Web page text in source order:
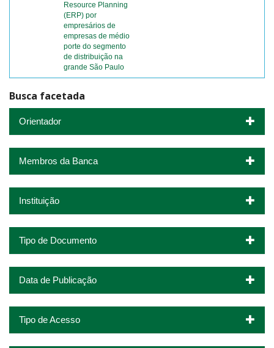
Resource Planning
(ERP) por
empresários de
empresas de médio
porte do segmento
de distribuição na
grande São Paulo
Busca facetada
Orientador
Membros da Banca
Instituição
Tipo de Documento
Data de Publicação
Tipo de Acesso